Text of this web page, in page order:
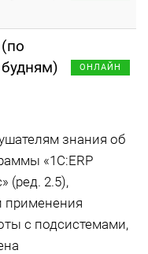
(по
будням)
ОНЛАЙН
знания об
«1С:ERP
(ред. 2.5),
применения
с подсистемами,